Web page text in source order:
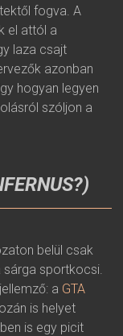
fogva. A
el attól a
laza csajt
azonban
hogyan legyen
szóljon a
belül csak
sportkocsi.
a GTA
is helyet
is egy picit